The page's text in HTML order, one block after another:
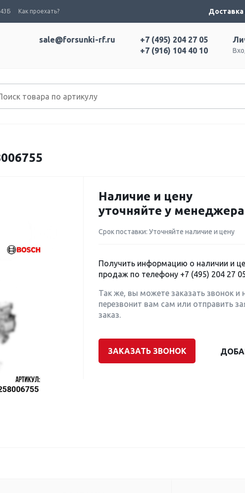
Как проехать? Доставка
+7 (495) 204 27 05
+7 (916) 104 40 10
sale@forsunki-rf.ru
Наличие и цену
уточняйте у менеджера
Срок поставки: Уточняйте наличие и цену
Получить информацию о наличии и
продаж по телефону +7 (495) 204 27
Так же, вы можете заказать звонок
перезвонит вам сам или отправить
заказ.
ЗАКАЗАТЬ ЗВОНОК